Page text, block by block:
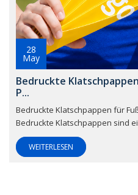
28
May
Bedruckte
P...
Bedruckte Klatschpappen für
Bedruckte Klatschpappen sind
WEITERLESEN